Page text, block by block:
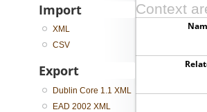
Context
Import
XML
CSV
Export
Dublin Core 1.1 XML
EAD 2002 XML